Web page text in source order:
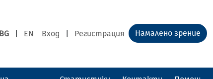
BG EN Вход Регистрация Намалено зрение